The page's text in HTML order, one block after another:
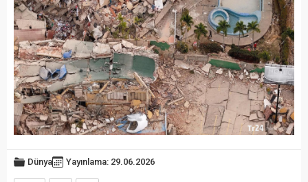
Dünya Yayınlama: 29.06.2026